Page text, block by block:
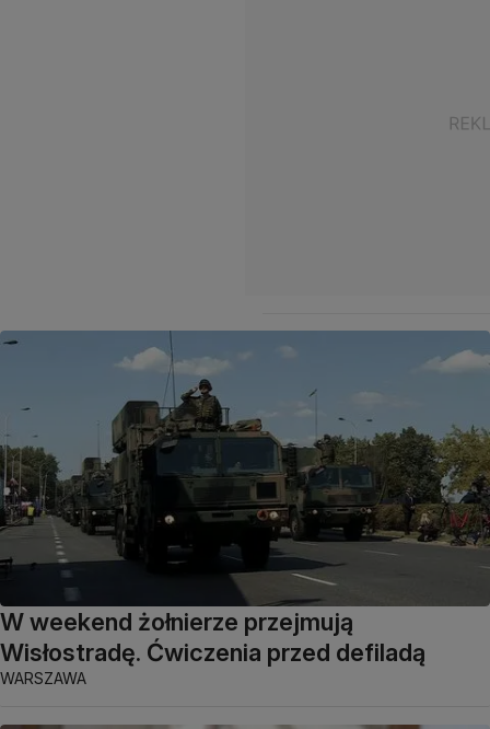
W weekend żołnierze przejmują
Wisłostradę. Ćwiczenia przed defiladą
WARSZAWA